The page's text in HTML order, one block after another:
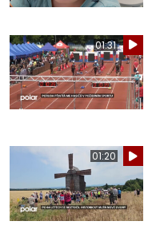
01:31
01:20